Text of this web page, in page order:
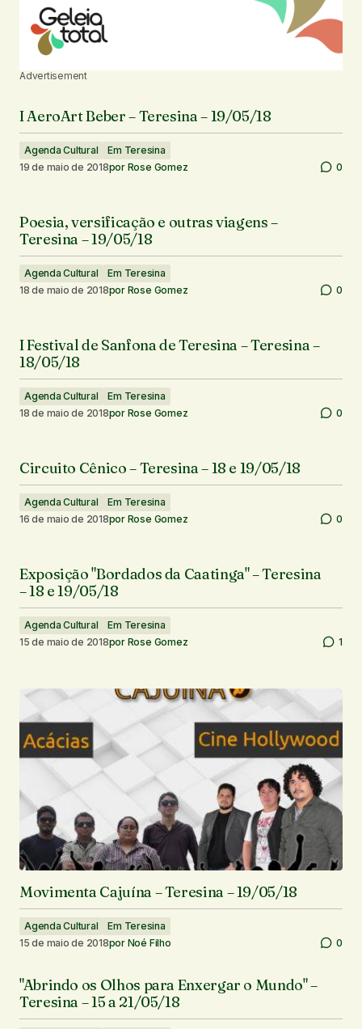
Advertisement
I AeroArt Beber – Teresina – 19/05/18
Agenda Cultural
Em Teresina
19 de maio de 2018por Rose Gomez 0
Poesia, versificação e outras viagens –
Teresina – 19/05/18
Agenda Cultural
Em Teresina
18 de maio de 2018por Rose Gomez 0
I Festival de Sanfona de Teresina – Teresina –
18/05/18
Agenda Cultural
Em Teresina
18 de maio de 2018por Rose Gomez 0
Circuito Cênico – Teresina – 18 e 19/05/18
Agenda Cultural
Em Teresina
16 de maio de 2018por Rose Gomez 0
Exposição "Bordados da Caatinga" – Teresina
– 18 e 19/05/18
Agenda Cultural
Em Teresina
15 de maio de 2018por Rose Gomez 1
Movimenta Cajuína – Teresina – 19/05/18
Agenda Cultural
Em Teresina
15 de maio de 2018por Noé Filho 0
"Abrindo os Olhos para Enxergar o Mundo" –
Teresina – 15 a 21/05/18